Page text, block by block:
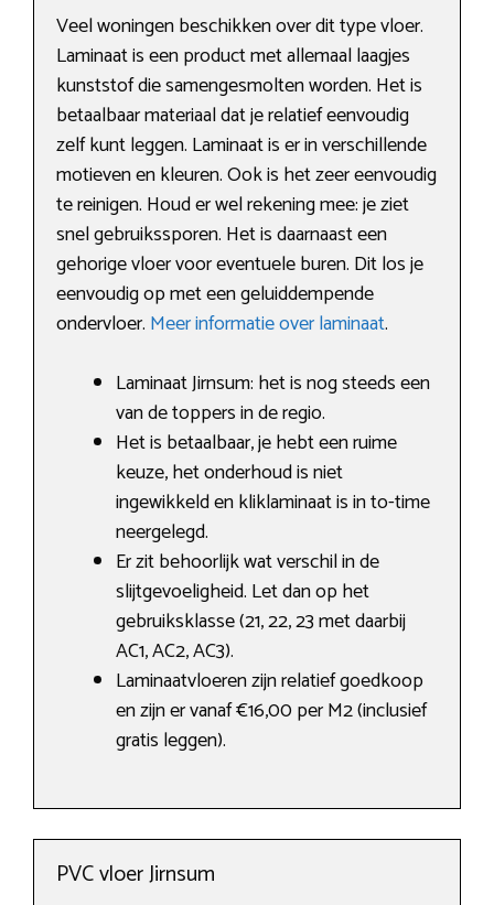
Veel woningen beschikken over dit type vloer.
Laminaat is een product met allemaal laagjes
kunststof die samengesmolten worden. Het is
betaalbaar materiaal dat je relatief eenvoudig
zelf kunt leggen. Laminaat is er in verschillende
motieven en kleuren. Ook is het zeer eenvoudig
te reinigen. Houd er wel rekening mee: je ziet
snel gebruikssporen. Het is daarnaast een
gehorige vloer voor eventuele buren. Dit los je
eenvoudig op met een geluiddempende
ondervloer. Meer informatie over laminaat.
Laminaat Jirnsum: het is nog steeds een
van de toppers in de regio.
Het is betaalbaar, je hebt een ruime
keuze, het onderhoud is niet
ingewikkeld en kliklaminaat is in to-time
neergelegd.
Er zit behoorlijk wat verschil in de
slijtgevoeligheid. Let dan op het
gebruiksklasse (21, 22, 23 met daarbij
AC1, AC2, AC3).
Laminaatvloeren zijn relatief goedkoop
en zijn er vanaf €16,00 per M2 (inclusief
gratis leggen).
PVC vloer Jirnsum